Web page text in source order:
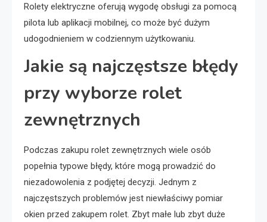
Rolety elektryczne oferują wygodę obsługi za pomocą
pilota lub aplikacji mobilnej, co może być dużym
udogodnieniem w codziennym użytkowaniu.
Jakie są najczęstsze błędy
przy wyborze rolet
zewnętrznych
Podczas zakupu rolet zewnętrznych wiele osób
popełnia typowe błędy, które mogą prowadzić do
niezadowolenia z podjętej decyzji. Jednym z
najczęstszych problemów jest niewłaściwy pomiar
okien przed zakupem rolet. Zbyt małe lub zbyt duże